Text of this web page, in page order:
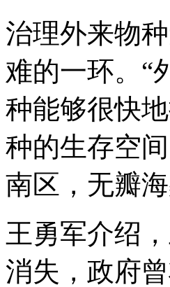
治理外来物
难的一环。“
种能够很快
种的生存空
南区，无瓣
王勇军介绍
消失，政府